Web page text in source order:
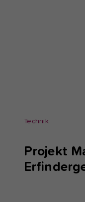
Technik
Projekt